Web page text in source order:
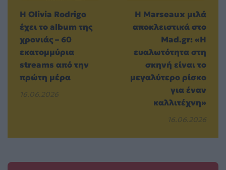
Η Olivia Rodrigo
έχει το album της
χρονιάς – 60
εκατομμύρια
streams από την
πρώτη μέρα
16.06.2026
Η Marseaux μιλά
αποκλειστικά στο
Mad.gr: «Η
ευαλωτότητα στη
σκηνή είναι το
μεγαλύτερο ρίσκο
για έναν
καλλιτέχνη»
16.06.2026